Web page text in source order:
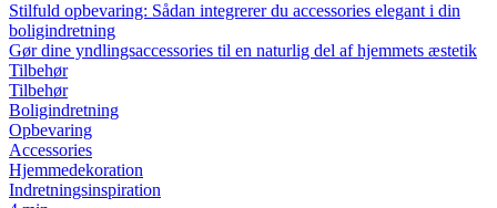
Stilfuld opbevaring: Sådan integrerer du accessories elegant i din
boligindretning
Gør dine yndlingsaccessories til en naturlig del af hjemmets æstetik
Tilbehør
Tilbehør
Boligindretning
Opbevaring
Accessories
Hjemmedekoration
Indretningsinspiration